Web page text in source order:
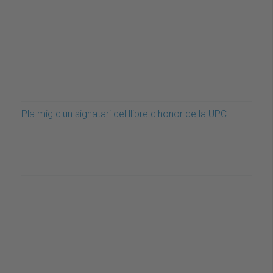
Pla mig d'un signatari del llibre d'honor de la UPC